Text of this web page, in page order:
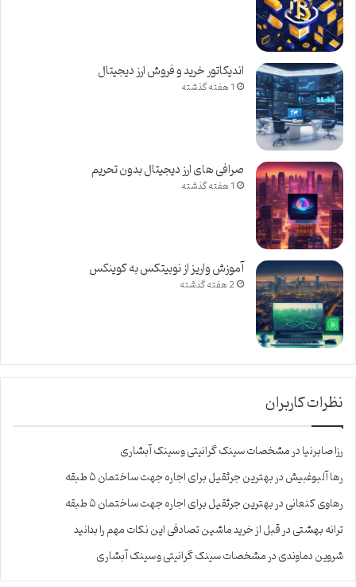
اندیکاتور خرید و فروش ارز دیجیتال
1 هفته گذشته
صرافی های ارز دیجیتال بدون تحریم
1 هفته گذشته
آموزش واریز از نوبیتکس به کوینکس
2 هفته گذشته
نظرات کاربران
رزا صابرنیادرمشخصات سینک گرانیتی و سینک آبشاری
رها آلبوغبیشدربهترین جرثقیل برای اجاره جهت ساختمان ۵ طبقه
رهاوی کنعانیدربهترین جرثقیل برای اجاره جهت ساختمان ۵ طبقه
ترانه بهشتیدرقبل از خرید ماشین تصادفی این نکات مهم را بدانید
شروین دماوندیدرمشخصات سینک گرانیتی و سینک آبشاری